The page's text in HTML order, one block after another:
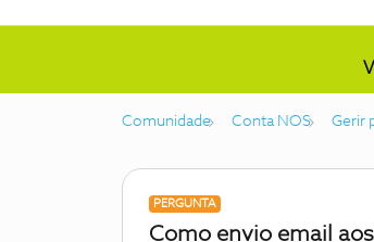
Comunidade Conta NOS Gerir
PERGUNTA
Como envio email